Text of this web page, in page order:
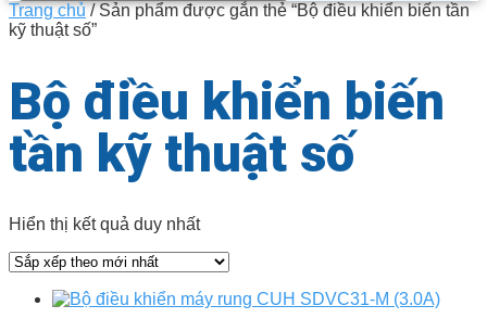
Trang chủ/ Sản phẩm được gắn thẻ “Bộ điều khiển biến tần
kỹ thuật số”
Bộ điều khiển biến
tần kỹ thuật số
Hiển thị kết quả duy nhất